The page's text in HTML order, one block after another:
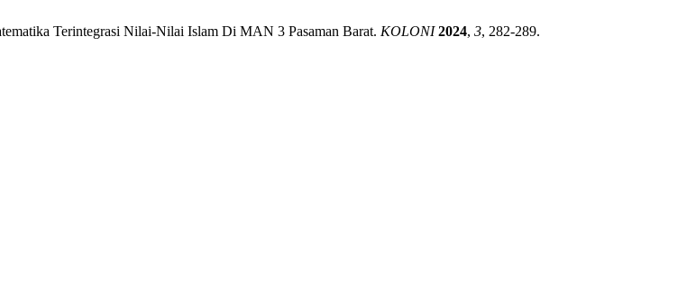
Terintegrasi Nilai-Nilai Islam Di MAN 3 Pasaman Barat. KOLONI 2024, 3, 282-289.